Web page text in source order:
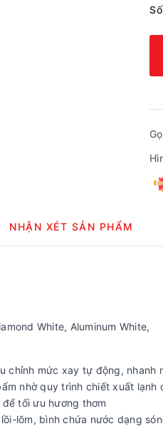
NHẬN XÉT SẢN PHẨM
White, Aluminum White,
chỉnh mức xay tự động, nhanh
nhờ quy trình chiết xuất lạnh
tối ưu hương thơm
lõm, bình chứa nước dạng